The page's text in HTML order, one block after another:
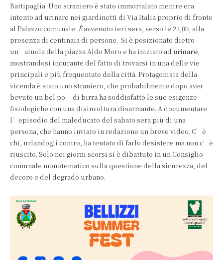
Battipaglia. Uno straniero è stato immortalato mentre era
intento ad urinare nei giardinetti di Via Italia proprio di fronte
al Palazzo comunale. Èavvenuto ieri sera, verso le 21,00, alla
presenza di centinaia di persone. Si è posizionato dietro
un’aiuola della piazza Aldo Moro e ha iniziato ad orinare
mostrandosi incurante del fatto di trovarsi in una delle vie
principali e più frequentate della città. Protagonista della
vicenda è stato uno straniero, che probabilmente dopo aver
bevuto un bel po’ di birra ha soddisfatto le sue esigenze
fisiologiche con una disinvoltura disarmante. A documentare
l’episodio del maleducato del sabato sera più di una
persona, che hanno inviato in redazione un breve video. C’è
chi, urlandogli contro, ha tentato di farlo desistere ma non c’è
riuscito. Solo nei giorni scorsi si è dibattuto in un Consiglio
comunale monotematico sulla questione della sicurezza, del
decoro e del degrado urbano.